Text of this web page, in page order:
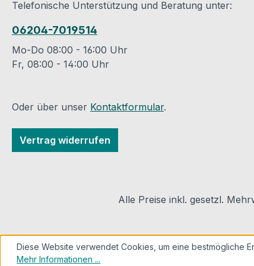
hervorragende
optimale
mm
mm
mm
-20 bis +100°
Kunststoff
Telefonische Unterstützung und Beratung unter:
06204-7019514
Mo-Do 08:00 - 16:00 Uhr
Fr, 08:00 - 14:00 Uhr
Oder über unser Kontaktformular.
Vertrag widerrufen
Alle Preise inkl. gesetzl.
Diese Website verwendet Cookies, um eine bestmögliche
Mehr Informationen ...